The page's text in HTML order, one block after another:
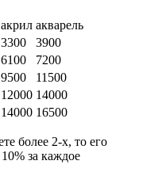
акрил акварель
3300
3900
6100
7200
9500
11500
12000 14000
14000 16500
более 2-х, то его
за каждое